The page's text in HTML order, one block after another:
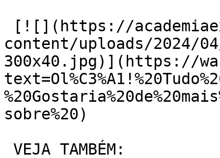
content/uploads/2024/
300x40.jpg)](https://
sobre%20)